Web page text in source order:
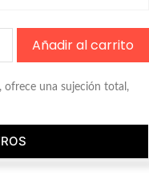
Mocasín borlas
Añadir al carrito
ofrece una sujeción total,